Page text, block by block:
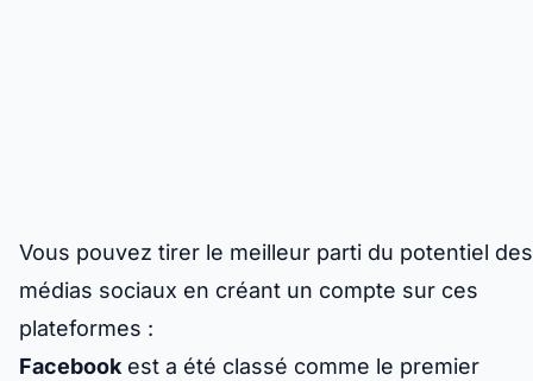
Vous pouvez tirer le meilleur parti du potentiel des
médias sociaux en créant un compte sur ces
plateformes :
Facebook est a été classé comme le premier